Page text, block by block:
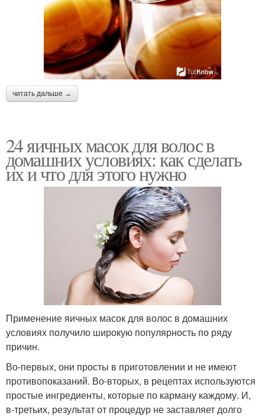
читать дальше →
24 яичных масок для волос в
домашних условиях: как сделать
их и что для этого нужно
Применение яичных масок для волос в домашних
условиях получило широкую популярность по ряду
причин.
Во-первых, они просты в приготовлении и не имеют
противопоказаний. Во-вторых, в рецептах используются
простые ингредиенты, которые по карману каждому. И,
в-третьих, результат от процедур не заставляет долго